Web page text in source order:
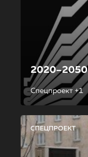
2020–2050
Спецпроект +1
СПЕЦПРОЕКТ